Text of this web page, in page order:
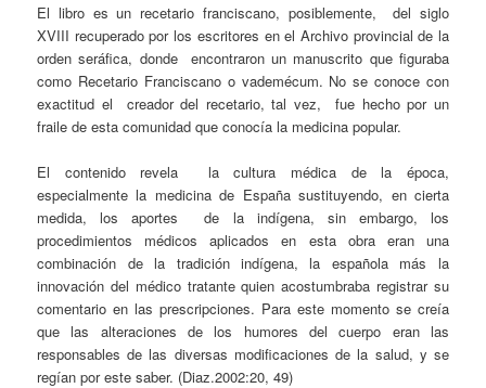
El libro es un recetario franciscano, posiblemente, del siglo
XVIII recuperado por los escritores en el Archivo provincial de la
orden seráfica, donde encontraron un manuscrito que figuraba
como Recetario Franciscano o vademécum. No se conoce con
exactitud el creador del recetario, tal vez, fue hecho por un
fraile de esta comunidad que conocía la medicina popular.
El contenido revela la cultura médica de la época,
especialmente la medicina de España sustituyendo, en cierta
medida, los aportes de la indígena, sin embargo, los
procedimientos médicos aplicados en esta obra eran una
combinación de la tradición indígena, la española más la
innovación del médico tratante quien acostumbraba registrar su
comentario en las prescripciones. Para este momento se creía
que las alteraciones de los humores del cuerpo eran las
responsables de las diversas modificaciones de la salud, y se
regían por este saber. (Diaz.2002:20, 49)